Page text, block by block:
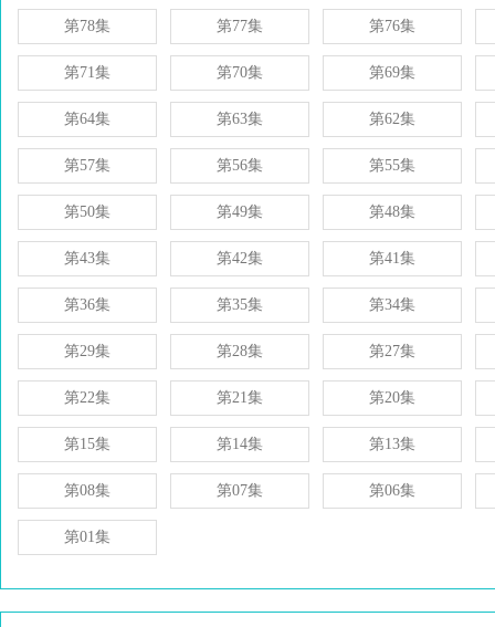
第78集 第77集 第76集
第71集 第70集 第69集
第64集 第63集 第62集
第57集 第56集 第55集
第50集 第49集 第48集
第43集 第42集 第41集
第36集 第35集 第34集
第29集 第28集 第27集
第22集 第21集 第20集
第15集 第14集 第13集
第08集 第07集 第06集
第01集